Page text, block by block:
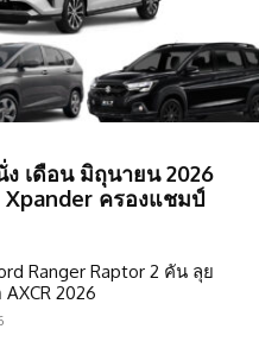
เดือน มิถุนายน 2026
Xpander ครองแชมป์
Ranger Raptor 2 คัน ลุย
2026